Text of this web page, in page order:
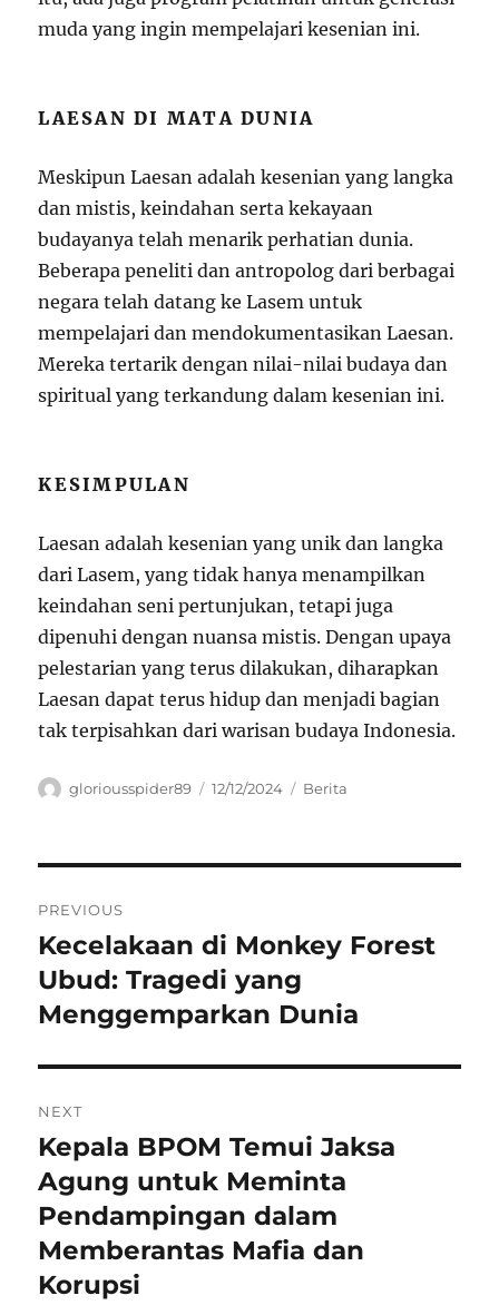
muda yang ingin mempelajari kesenian ini.
LAESAN DI MATA DUNIA
Meskipun Laesan adalah kesenian yang langka
dan mistis, keindahan serta kekayaan
budayanya telah menarik perhatian dunia.
Beberapa peneliti dan antropolog dari berbagai
negara telah datang ke Lasem untuk
mempelajari dan mendokumentasikan Laesan.
Mereka tertarik dengan nilai-nilai budaya dan
spiritual yang terkandung dalam kesenian ini.
KESIMPULAN
Laesan adalah kesenian yang unik dan langka
dari Lasem, yang tidak hanya menampilkan
keindahan seni pertunjukan, tetapi juga
dipenuhi dengan nuansa mistis. Dengan upaya
pelestarian yang terus dilakukan, diharapkan
Laesan dapat terus hidup dan menjadi bagian
tak terpisahkan dari warisan budaya Indonesia.
Author
gloriousspider89
Posted
12/12/2024 Categories
Berita
pos
PREVIOUS
Previous
post:
Kecelakaan di Monkey Forest
Ubud: Tragedi yang
Menggemparkan Dunia
NEXT
Next
post:
Kepala BPOM Temui Jaksa
Agung untuk Meminta
Pendampingan dalam
Memberantas Mafia dan
Korupsi